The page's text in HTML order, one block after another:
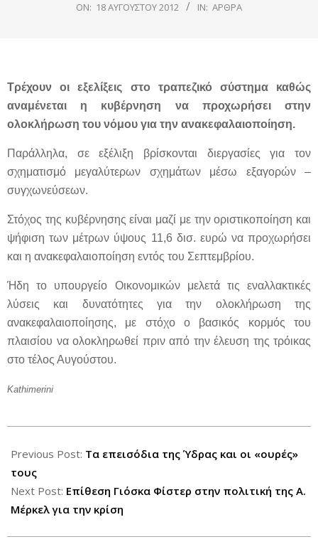
ON: 18 ΑΥΓΟΎΣΤΟΥ 2012 IN: ΆΡΘΡΑ
Τρέχουν οι εξελίξεις στο τραπεζικό σύστημα καθώς
αναμένεται η κυβέρνηση να προχωρήσει στην
ολοκλήρωση του νόμου για την ανακεφαλαιοποίηση.
Παράλληλα, σε εξέλιξη βρίσκονται διεργασίες για τον
σχηματισμό μεγαλύτερων σχημάτων μέσω εξαγορών –
συγχωνεύσεων.
Στόχος της κυβέρνησης είναι μαζί με την οριστικοποίηση και
ψήφιση των μέτρων ύψους 11,6 δισ. ευρώ να προχωρήσει
και η ανακεφαλαιοποίηση εντός του Σεπτεμβρίου.
Ήδη το υπουργείο Οικονομικών μελετά τις εναλλακτικές
λύσεις και δυνατότητες για την ολοκλήρωση της
ανακεφαλαιοποίησης, με στόχο ο βασικός κορμός του
πλαισίου να ολοκληρωθεί πριν από την έλευση της τρόικας
στο τέλος Αυγούστου.
Kathimerini
08-
18
Previous Post: Τα επεισόδια της Ύδρας και οι «ουρές»
τους
Next Post: Επίθεση Γιόσκα Φίστερ στην πολιτική της Α.
Μέρκελ για την κρίση